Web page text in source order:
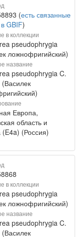
(есть связанные
GBIF)
в коллекции
pseudophrygia
ложнофригийский)
название
pseudophrygia C.
Европа,
область и
(E4a) (Россия)
в коллекции
pseudophrygia
ложнофригийский)
название
pseudophrygia C.